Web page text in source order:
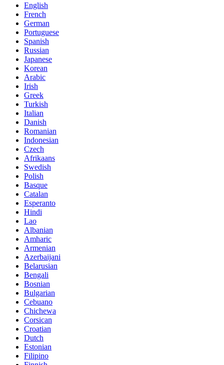
English
French
German
Portuguese
Spanish
Russian
Japanese
Korean
Arabic
Irish
Greek
Turkish
Italian
Danish
Romanian
Indonesian
Czech
Afrikaans
Swedish
Polish
Basque
Catalan
Esperanto
Hindi
Lao
Albanian
Amharic
Armenian
Azerbaijani
Belarusian
Bengali
Bosnian
Bulgarian
Cebuano
Chichewa
Corsican
Croatian
Dutch
Estonian
Filipino